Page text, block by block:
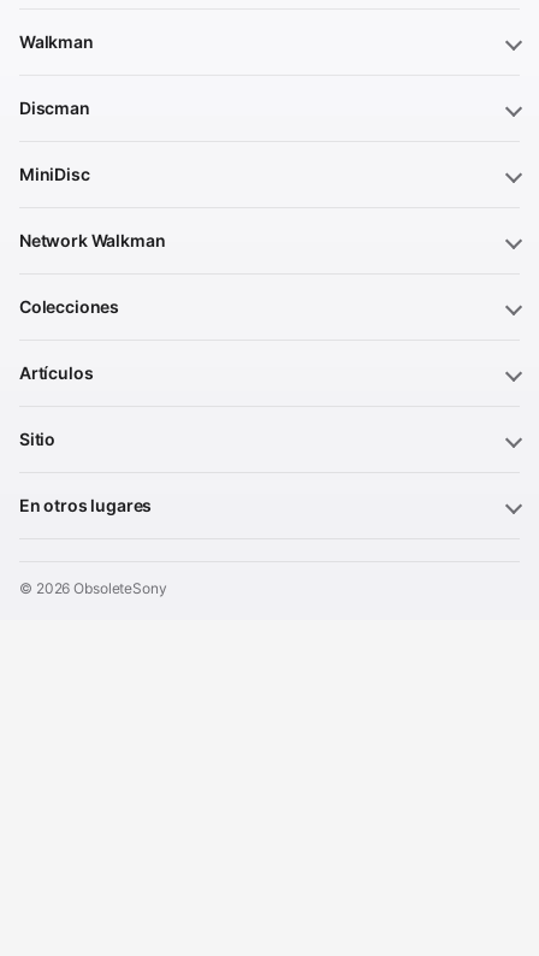
Walkman
Discman
MiniDisc
Network Walkman
Colecciones
Artículos
Sitio
En otros lugares
© 2026 ObsoleteSony